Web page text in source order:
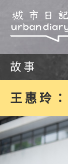
故事
王惠玲